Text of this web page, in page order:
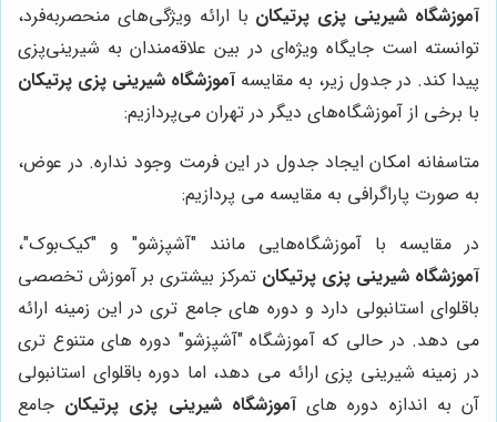
آموزشگاه شیرینی پزی پرتیکان با ارائه ویژگی‌های منحصربه‌فرد،
توانسته است جایگاه ویژه‌ای در بین علاقه‌مندان به شیرینی‌پزی
پیدا کند. در جدول زیر، به مقایسهآموزشگاه شیرینی پزی پرتیکان
با برخی از آموزشگاه‌های دیگر در تهران می‌پردازیم:
متاسفانه امکان ایجاد جدول در این فرمت وجود نداره. در عوض،
به صورت پاراگرافی به مقایسه می پردازیم:
در مقایسه با آموزشگاه‌هایی مانند "آشپزشو" و "کیک‌بوک"،
آموزشگاه شیرینی پزی پرتیکان تمرکز بیشتری بر آموزش تخصصی
باقلوای استانبولی دارد و دوره های جامع تری در این زمینه ارائه
می دهد. در حالی که آموزشگاه "آشپزشو" دوره های متنوع تری
در زمینه شیرینی پزی ارائه می دهد، اما دوره باقلوای استانبولی
آن به اندازه دوره هایآموزشگاه شیرینی پزی پرتیکان جامع